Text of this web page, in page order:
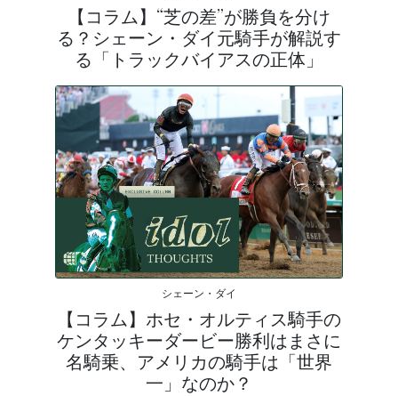
【コラム】“芝の差”が勝負を分け
る？シェーン・ダイ元騎手が解説す
る「トラックバイアスの正体」
シェーン・ダイ
【コラム】ホセ・オルティス騎手の
ケンタッキーダービー勝利はまさに
名騎乗、アメリカの騎手は「世界
一」なのか？